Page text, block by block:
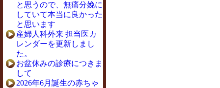
と思うので、無痛分娩に
していて本当に良かった
と思います
産婦人科外来 担当医カ
レンダーを更新しまし
た。
お盆休みの診療につきま
して
2026年6月誕生の赤ちゃ